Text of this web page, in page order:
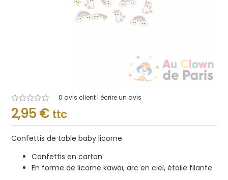
Note
0.001
sur
0 avis client | écrire un avis
2,95 € ttc
Confettis de table baby licorne
Confettis en carton
En forme de licorne kawaï, arc en ciel, étoile filante